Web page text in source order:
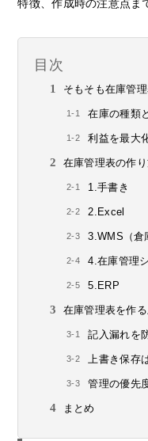
特徴、作成時の注意点ま
目次
そもそも在庫管
在庫の種類
利益を最大
在庫管理表の作
1.手書き
2.Excel
3.WMS（倉
4.在庫管理
5.ERP
在庫管理表を作
記入漏れを
上書き保存
管理の優先
まとめ